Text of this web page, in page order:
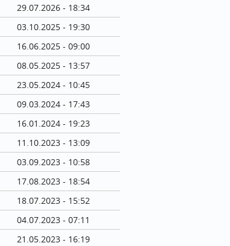
29.07.2026 - 18:34
03.10.2025 - 19:30
16.06.2025 - 09:00
08.05.2025 - 13:57
23.05.2024 - 10:45
09.03.2024 - 17:43
16.01.2024 - 19:23
11.10.2023 - 13:09
03.09.2023 - 10:58
17.08.2023 - 18:54
18.07.2023 - 15:52
04.07.2023 - 07:11
21.05.2023 - 16:19